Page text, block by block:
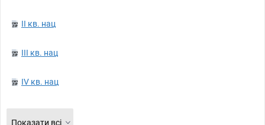
II кв. нац
III кв. нац
IV кв. нац
Показати всі